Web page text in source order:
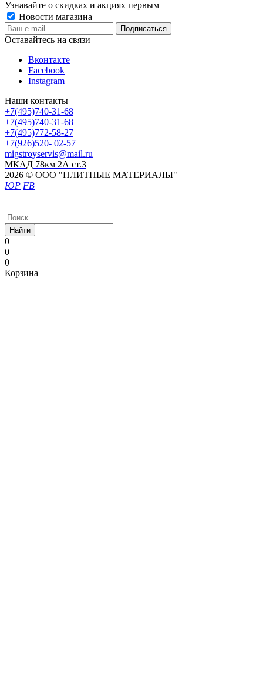
Узнавайте о скидках и акциях первым
Новости магазина
Оставайтесь на связи
Вконтакте
Facebook
Instagram
Наши контакты
+7(495)740-31-68
+7(495)740-31-68
+7(495)772-58-27
+7(926)520- 02-57
migstroyservis@mail.ru
МКАД 78км 2А ст.3
2026 © ООО "ПЛИТНЫЕ МАТЕРИАЛЫ"
ЮР FB
Найти
0
0
0
Корзина